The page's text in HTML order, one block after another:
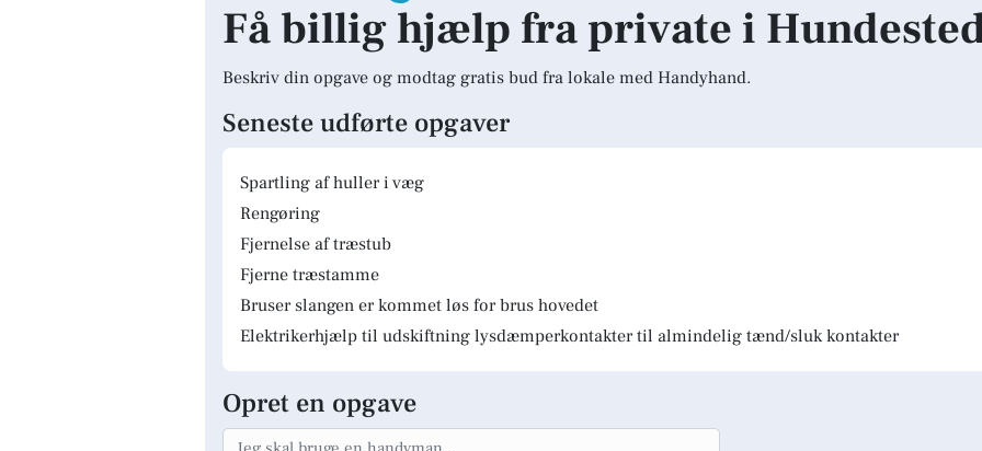
Få billig hjælp fra private i
Beskriv din opgave og modtag gratis bud fra lokale med Handyhand.
Seneste udførte opgaver
Spartling af huller i væg
Rengøring
Fjernelse af træstub
Fjerne træstamme
Bruser slangen er kommet løs for brus hovedet
Elektrikerhjælp til udskiftning lysdæmperkontakter til almindelig tænd/sluk kontakter
Opret en opgave